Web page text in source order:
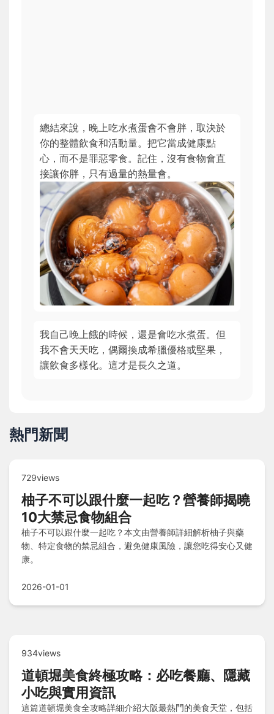
總結來說，晚上吃水煮蛋會不會胖，取決於
你的整體飲食和活動量。把它當成健康點
心，而不是罪惡零食。記住，沒有食物會直
接讓你胖，只有過量的熱量會。
我自己晚上餓的時候，還是會吃水煮蛋。但
我不會天天吃，偶爾換成希臘優格或堅果，
讓飲食多樣化。這才是長久之道。
熱門新聞
729views
柚子不可以跟什麼一起吃？營養師揭曉
10大禁忌食物組合
柚子不可以跟什麼一起吃？本文由營養師詳細解析柚子與藥
物、特定食物的禁忌組合，避免健康風險，讓您吃得安心又健
康。
2026-01-01
934views
道頓堀美食終極攻略：必吃餐廳、隱藏
小吃與實用資訊
這篇道頓堀美食全攻略詳細介紹大阪最熱門的美食天堂，包括